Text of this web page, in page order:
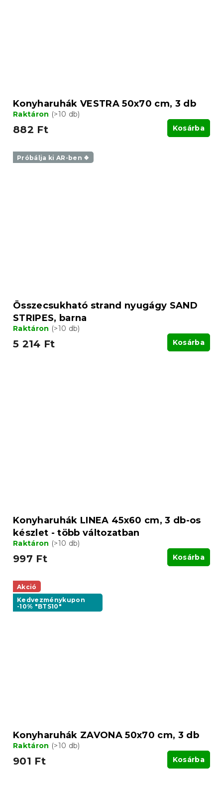
Konyharuhák VESTRA 50x70 cm, 3 db
Raktáron (>10 db)
882 Ft Kosárba
Próbálja ki AR-ben ❖
Összecsukható strand nyugágy SAND
STRIPES, barna
Raktáron (>10 db)
5 214 Ft Kosárba
Konyharuhák LINEA 45x60 cm, 3 db-os
készlet - több változatban
Raktáron (>10 db)
997 Ft Kosárba
Akció
Kedvezménykupon
-10% "BTS10"
Konyharuhák ZAVONA 50x70 cm, 3 db
Raktáron (>10 db)
901 Ft Kosárba